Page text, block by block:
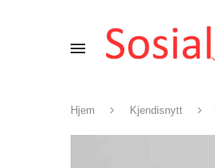
Hjem Kjendisnytt